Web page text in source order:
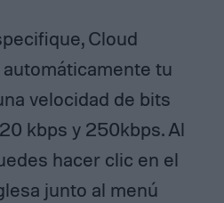
Cloud
tu
velocidad de bits
kbps y 250kbps. Al
hacer clic en el
junto al menú